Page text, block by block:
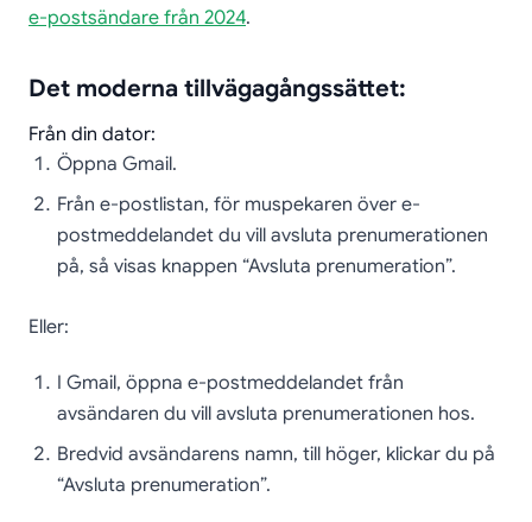
e-postsändare från 2024.
Det moderna tillvägagångssättet:
Från din dator:
Öppna Gmail.
Från e-postlistan, för muspekaren över e-
postmeddelandet du vill avsluta prenumerationen
på, så visas knappen “Avsluta prenumeration”.
Eller:
I Gmail, öppna e-postmeddelandet från
avsändaren du vill avsluta prenumerationen hos.
Bredvid avsändarens namn, till höger, klickar du på
“Avsluta prenumeration”.